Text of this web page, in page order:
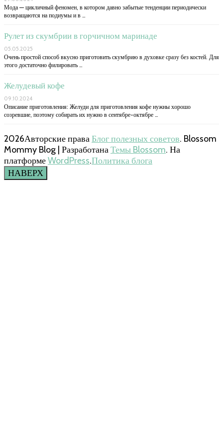
Мода — цикличный феномен, в котором давно забытые тенденции периодически
возвращаются на подиумы и в …
Рулет из скумбрии в горчичном маринаде
05.05.2025
Очень простой способ вкусно приготовить скумбрию в духовке сразу без костей. Для
этого достаточно филировать …
Желудевый кофе
09.10.2024
Описание приготовления: Желуди для приготовления кофе нужны хорошо
созревшие, поэтому собирать их нужно в сентябре-октябре …
2026Авторские праваБлог полезных советов. Blossom
Mommy Blog | РазработанаТемы Blossom. На
платформеWordPress.Политика блога
НАВЕРХ